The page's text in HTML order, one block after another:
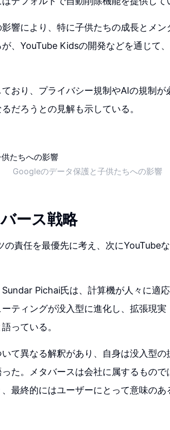
響により、特に子供たちの成長とメ
、YouTube Kidsの開発などを通じて
おり、プライバシー規制やAIの規制が
だろうとの見解も示している。
Googleのデータ保護と子供たちへの影響
ース戦略
の責任を最優先に考え、次にYouTube
Sundar Pichai氏は、計算機が人々に適
ティングが没入型に進化し、拡張現実
っている。
て異なる解釈があり、自身は没入型
た。メタバースは会社に属するもので
最終的にはユーザーにとって意味の